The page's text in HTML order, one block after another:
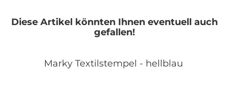
Diese Artikel könnten Ihnen eventuell auch
gefallen!
Marky Textilstempel - hellblau